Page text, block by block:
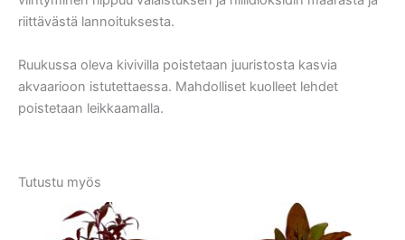
riittävästä lannoituksesta.
Ruukussa oleva kivivilla poistetaan juuristosta kasvia
akvaarioon istutettaessa. Mahdolliset kuolleet lehdet
poistetaan leikkaamalla.
Tutustu myös